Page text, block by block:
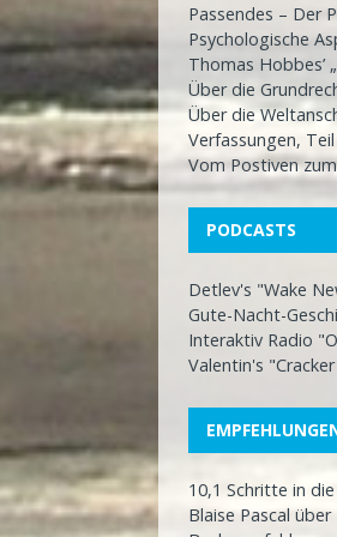
Passendes – Der
Psychologische
Thomas Hobbes’
Über die
Über die
Verfassungen, Teil
Vom Postiven
PODCASTS
Detlev's "Wake
Gute-Nacht-
Interaktiv Radio
Valentin's
10,1 Schritte in
Blaise Pascal